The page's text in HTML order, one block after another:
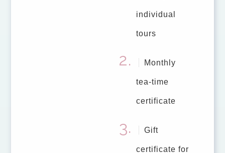
individual
tours
Monthly
tea-time
certificate
Gift
certificate for